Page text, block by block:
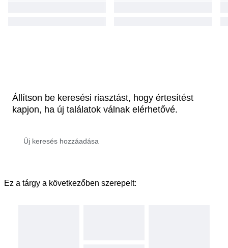
Állítson be keresési riasztást, hogy értesítést
kapjon, ha új találatok válnak elérhetővé.
Ez a tárgy a következőben szerepelt: